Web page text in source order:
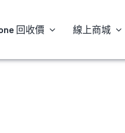
回收價 線上商城